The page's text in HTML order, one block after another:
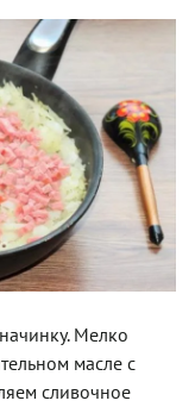
Мелко
масле с
сливочное